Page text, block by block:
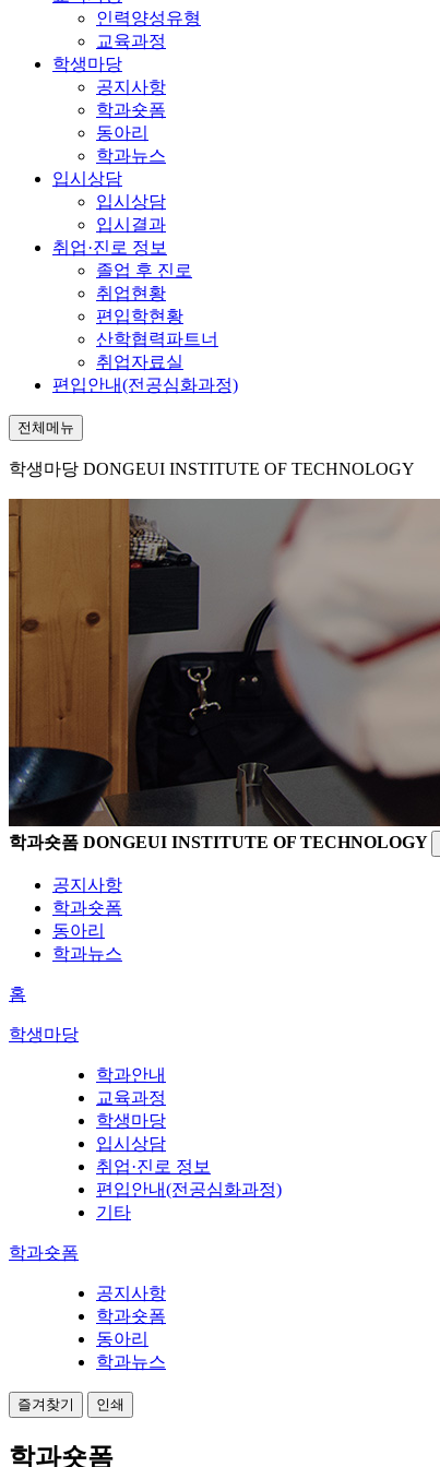
인력양성유형
교육과정
학생마당
공지사항
학과숏폼
동아리
학과뉴스
입시상담
입시상담
입시결과
취업·진로 정보
졸업 후 진로
취업현황
편입학현황
산학협력파트너
취업자료실
편입안내(전공심화과정)
전체메뉴
학생마당 DONGEUI INSTITUTE OF TECHNOLOGY
학과숏폼 DONGEUI INSTITUTE OF TECHNOLOGY
공지사항
학과숏폼
동아리
학과뉴스
홈
학생마당
학과안내
교육과정
학생마당
입시상담
취업·진로 정보
편입안내(전공심화과정)
기타
학과숏폼
공지사항
학과숏폼
동아리
학과뉴스
즐겨찾기 인쇄
학과숏폼